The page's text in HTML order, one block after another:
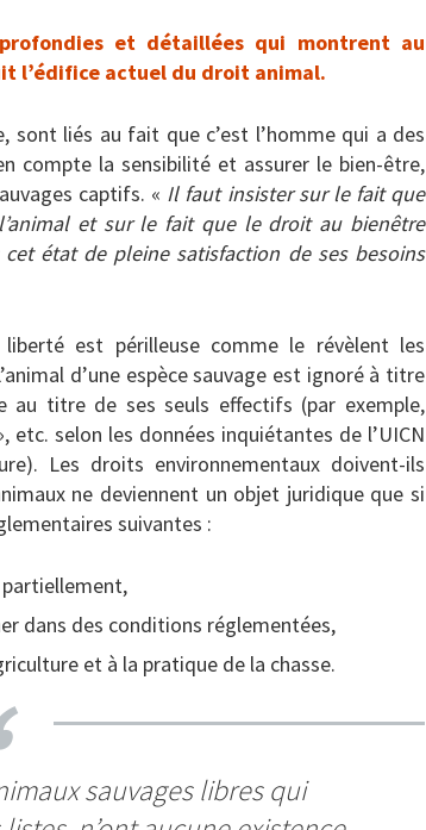
et détaillées qui montrent au
l’édifice actuel du droit animal.
sont liés au fait que c’est l’homme qui a des
compte la sensibilité et assurer le bien-être,
captifs. « Il faut insister sur le fait que
et sur le fait que le droit au bienêtre
état de pleine satisfaction de ses besoins
est périlleuse comme le révèlent les
d’une espèce sauvage est ignoré à titre
au titre de ses seuls effectifs (par exemple,
etc. selon les données inquiétantes de l’UICN
Les droits environnementaux doivent-ils
ne deviennent un objet juridique que si
suivantes :
dans des conditions réglementées,
et à la pratique de la chasse.
sauvages libres qui